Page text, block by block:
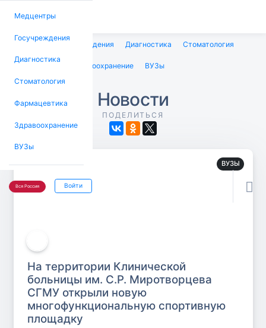
Медцентры
Госучреждения
Диагностика
Стоматология
Фармацевтика
Здравоохранение
ВУЗы
Вся Россия Войти 
Медцентры Госучреждения Диагностика Стоматология
Фармацевтика Здравоохранение ВУЗы
Новости
ПОДЕЛИТЬСЯ
ВУЗЫ
На территории Клинической
больницы им. С.Р. Миротворцева
СГМУ открыли новую
многофункциональную спортивную
площадку